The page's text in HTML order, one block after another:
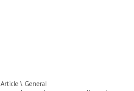
Article \ General